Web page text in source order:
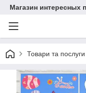
Магазин интересных
Товари та послуги